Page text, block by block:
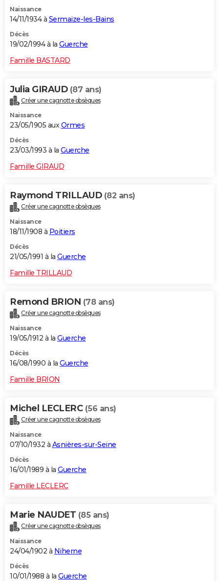
Naissance
14/11/1934 à Sermaize-les-Bains
Décès
19/02/1994 à la Guerche
Famille BASTARD
Julia GIRAUD (87 ans)
Créer une cagnotte obsèques
Naissance
23/05/1905 auxOrmes
Décès
23/03/1993 à la Guerche
Famille GIRAUD
Raymond TRILLAUD (82 ans)
Créer une cagnotte obsèques
Naissance
18/11/1908 à Poitiers
Décès
21/05/1991 à la Guerche
Famille TRILLAUD
Remond BRION (78 ans)
Créer une cagnotte obsèques
Naissance
19/05/1912 à la Guerche
Décès
16/08/1990 à la Guerche
Famille BRION
Michel LECLERC (56 ans)
Créer une cagnotte obsèques
Naissance
07/10/1932 à Asnières-sur-Seine
Décès
16/01/1989 à la Guerche
Famille LECLERC
Marie NAUDET (85 ans)
Créer une cagnotte obsèques
Naissance
24/04/1902 à Niherne
Décès
10/01/1988 à la Guerche